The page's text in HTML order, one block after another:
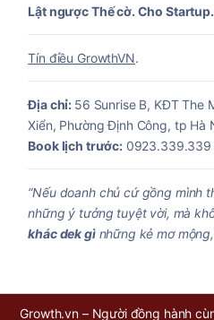
Lật ngược Thế cờ. Cho Startup.
Tín điều GrowthVN.
Địa chỉ: 56 Sunrise B, KĐT The
Xiển, Phường Định Công, tp Hà
Book lịch trước:0923.339.339
“Nếu doanh chủ cứ gồng mình
những ý tưởng tuyệt vời, mà
khác dek gìnhững kẻ mơ
Growth.vn – Người đồng hành